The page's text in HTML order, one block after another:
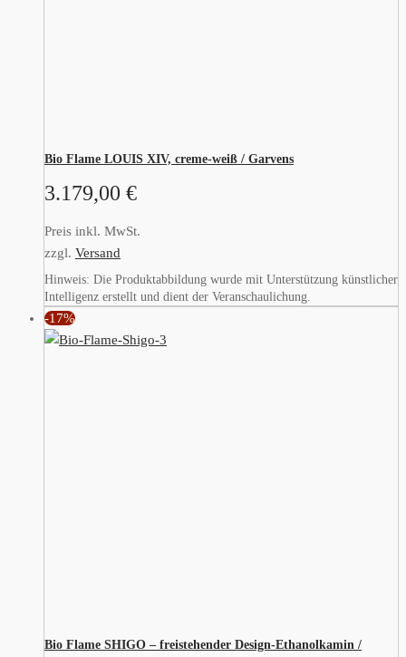
Bio Flame LOUIS XIV, creme-weiß / Garvens
3.179,00 €
Preis inkl. MwSt.
zzgl. Versand
Hinweis: Die Produktabbildung wurde mit Unterstützung künstlicher
Intelligenz erstellt und dient der Veranschaulichung.
-17%
Bio Flame SHIGO – freistehender Design-Ethanolkamin /